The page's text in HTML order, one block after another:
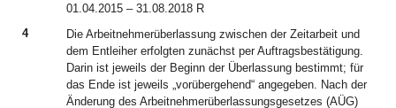
01.04.2015 – 31.08.2018 R
4
Die Arbeitnehmerüberlassung zwischen der Zeitarbeit und
dem Entleiher erfolgten zunächst per Auftragsbestätigung.
Darin ist jeweils der Beginn der Überlassung bestimmt; für
das Ende ist jeweils „vorübergehend“ angegeben. Nach der
Änderung des Arbeitnehmerüberlassungsgesetzes (AÜG)